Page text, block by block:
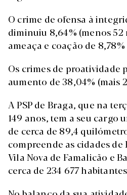
O crime de ofensa à
diminuiu 8,64% (menos 52
ameaça e coação de
Os crimes de proatividade
aumento de 38,04% (mais
A PSP de Braga, que na
149 anos, tem a seu cargo
de cerca de 89,4
compreende as cidades de
Vila Nova de Famalicão e
cerca de 234 677